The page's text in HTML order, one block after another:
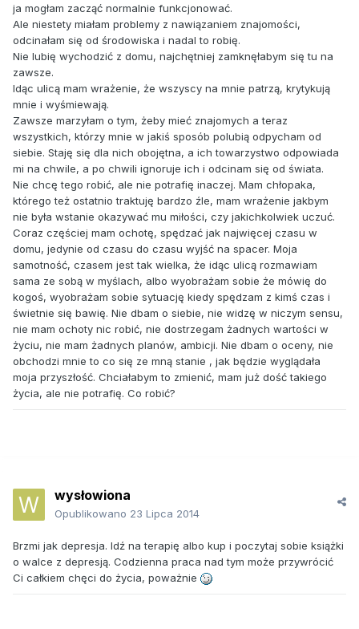
ja mogłam zacząć normalnie funkcjonować.
Ale niestety miałam problemy z nawiązaniem znajomości,
odcinałam się od środowiska i nadal to robię.
Nie lubię wychodzić z domu, najchętniej zamknęłabym się tu na
zawsze.
Idąc ulicą mam wrażenie, że wszyscy na mnie patrzą, krytykują
mnie i wyśmiewają.
Zawsze marzyłam o tym, żeby mieć znajomych a teraz
wszystkich, którzy mnie w jakiś sposób polubią odpycham od
siebie. Staję się dla nich obojętna, a ich towarzystwo odpowiada
mi na chwile, a po chwili ignoruje ich i odcinam się od świata.
Nie chcę tego robić, ale nie potrafię inaczej. Mam chłopaka,
którego też ostatnio traktuję bardzo źle, mam wrażenie jakbym
nie była wstanie okazywać mu miłości, czy jakichkolwiek uczuć.
Coraz częściej mam ochotę, spędzać jak najwięcej czasu w
domu, jedynie od czasu do czasu wyjść na spacer. Moja
samotność, czasem jest tak wielka, że idąc ulicą rozmawiam
sama ze sobą w myślach, albo wyobrażam sobie że mówię do
kogoś, wyobrażam sobie sytuację kiedy spędzam z kimś czas i
świetnie się bawię. Nie dbam o siebie, nie widzę w niczym sensu,
nie mam ochoty nic robić, nie dostrzegam żadnych wartości w
życiu, nie mam żadnych planów, ambicji. Nie dbam o oceny, nie
obchodzi mnie to co się ze mną stanie , jak będzie wyglądała
moja przyszłość. Chciałabym to zmienić, mam już dość takiego
życia, ale nie potrafię. Co robić?
wysłowiona
Opublikowano 23 Lipca 2014
Brzmi jak depresja. Idź na terapię albo kup i poczytaj sobie książki
o walce z depresją. Codzienna praca nad tym może przywrócić
Ci całkiem chęci do życia, poważnie